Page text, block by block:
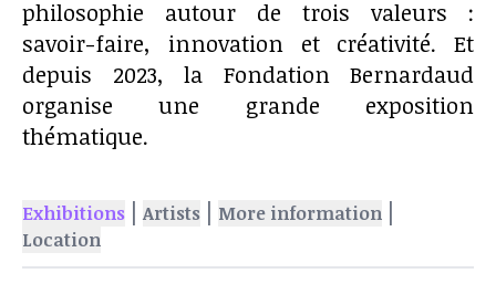
philosophie autour de trois valeurs :
savoir-faire, innovation et créativité. Et
depuis 2023, la Fondation Bernardaud
organise une grande exposition
thématique.
Exhibitions | Artists | More information |
Location